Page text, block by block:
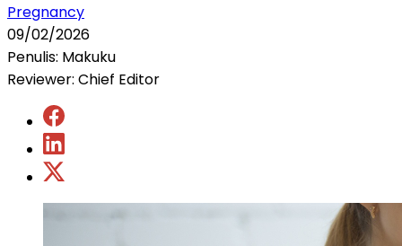
Pregnancy
09/02/2026
Penulis: Makuku
Reviewer: Chief Editor